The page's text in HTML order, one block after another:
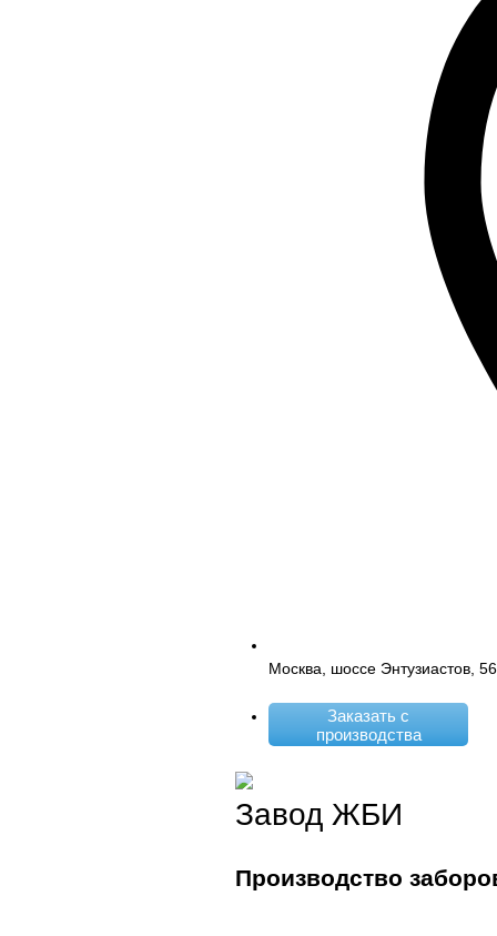
Москва, шоссе Энтузиастов,
Заказать с
производства
Завод ЖБИ
Производство